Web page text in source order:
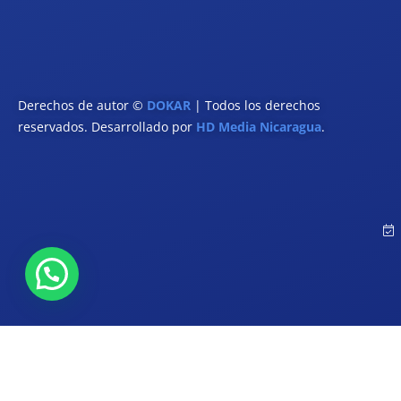
Derechos de autor © DOKAR | Todos los derechos
reservados. Desarrollado por HD Media Nicaragua.